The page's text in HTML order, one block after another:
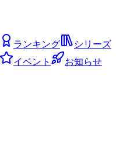
ランキング
シリーズ
イベント
お知らせ